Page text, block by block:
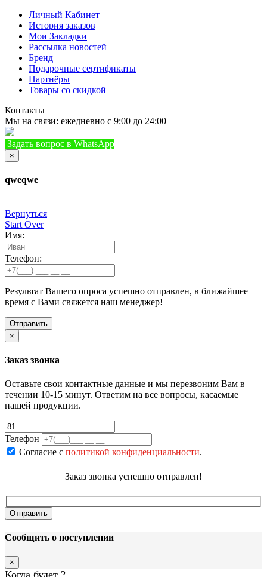
Личный Кабинет
История заказов
Мои Закладки
Рассылка новостей
Бренд
Подарочные сертификаты
Партнёры
Товары со скидкой
Контакты
Мы на связи: ежедневно с 9:00 до 24:00
Задать вопрос в WhatsApp
×
qweqwe
Вернуться
Start Over
Имя:
Телефон:
Результат Вашего опроса успешно отправлен, в ближайшее
время с Вами свяжется наш менеджер!
×
Заказ звонка
Оставьте свои контактные данные и мы перезвоним Вам в
течении 10-15 минут. Ответим на все вопросы, касаемые
нашей продукции.
Телефон
Согласие с политикой конфиденциальности.
Заказ звонка успешно отправлен!
Сообщить о поступлении
×
Когда будет ?